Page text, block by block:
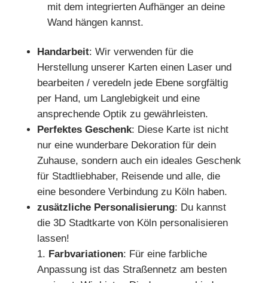
mit dem integrierten Aufhänger an deine
Wand hängen kannst.
Handarbeit: Wir verwenden für die
Herstellung unserer Karten einen Laser und
bearbeiten / veredeln jede Ebene sorgfältig
per Hand, um Langlebigkeit und eine
ansprechende Optik zu gewährleisten.
Perfektes Geschenk: Diese Karte ist nicht
nur eine wunderbare Dekoration für dein
Zuhause, sondern auch ein ideales Geschenk
für Stadtliebhaber, Reisende und alle, die
eine besondere Verbindung zu Köln haben.
zusätzliche Personalisierung: Du kannst
die 3D Stadtkarte von Köln personalisieren
lassen!
Farbvariationen: Für eine farbliche
Anpassung ist das Straßennetz am besten